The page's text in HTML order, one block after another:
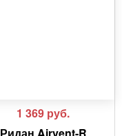
1 369 руб.